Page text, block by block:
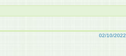
02/10/2022